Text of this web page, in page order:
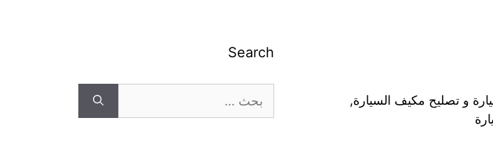
و تصليح مكيف السيارة,
Search